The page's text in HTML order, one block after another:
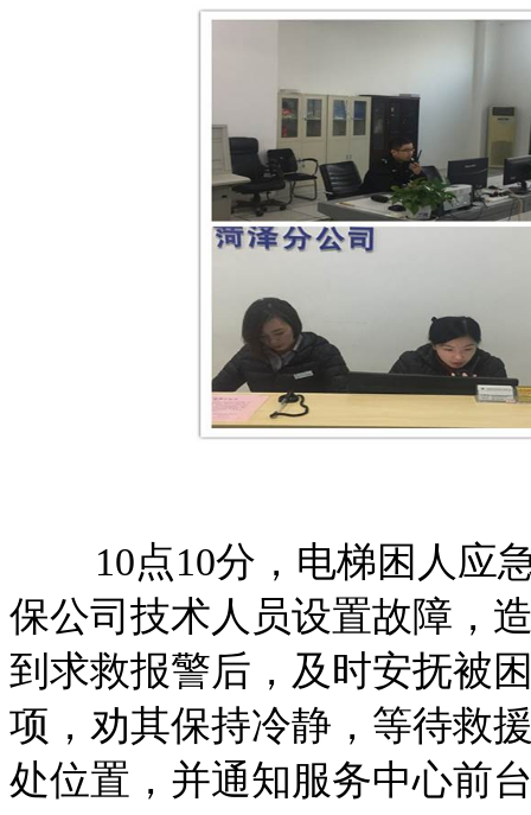
10点10分，电梯困人应急
保公司技术人员设置故障，
到求救报警后，及时安抚被
项，劝其保持冷静，等待救
处位置，并通知服务中心前